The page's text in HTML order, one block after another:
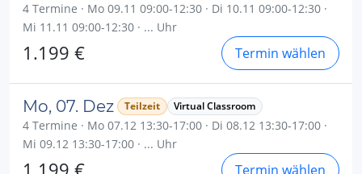
4 Termine · Mo 09.11 09:00-12:30 · Di 10.11 09:00-12:30 ·
Mi 11.11 09:00-12:30 · ... Uhr
1.199 € Termin wählen
Mo, 07. Dez Teilzeit Virtual Classroom
4 Termine · Mo 07.12 13:30-17:00 · Di 08.12 13:30-17:00 ·
Mi 09.12 13:30-17:00 · ... Uhr
Termin wählen